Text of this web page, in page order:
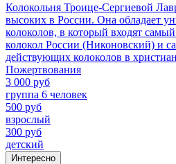
Колокольня Троице-Сергиевой
высоких в России. Она обладает
колоколов, в который входят
колокол России (Никоновский) и
действующих колоколов в
Пожертвования
3 000 руб
группа 6 человек
500 руб
взрослый
300 руб
детский
Интересно